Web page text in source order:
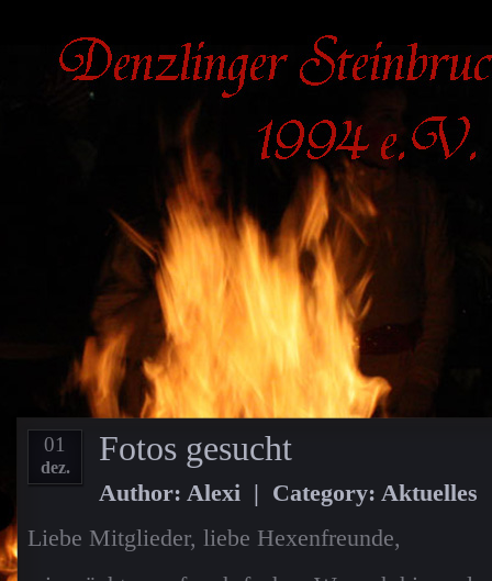
01
dez. Fotos gesucht
Author: Alexi | Category: Aktuelles
Liebe Mitglieder, liebe Hexenfreunde,